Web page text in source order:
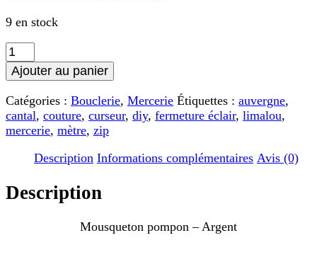
9 en stock
quantité
de
Mousqueton
pompon
-
Argent
Ajouter au panier
Catégories : Bouclerie, Mercerie Étiquettes : auvergne,
cantal, couture, curseur, diy, fermeture éclair, limalou,
mercerie, mètre, zip
Description Informations complémentaires Avis (0)
Description
Mousqueton pompon – Argent